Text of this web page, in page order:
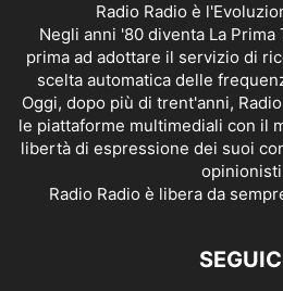
Radio Radio è
Negli anni '80 diventa La Prima
prima ad adottare il servizio di
scelta automatica delle
Oggi, dopo più di trent'anni,
le piattaforme multimediali con il
libertà di espressione dei suoi
Radio Radio è libera da